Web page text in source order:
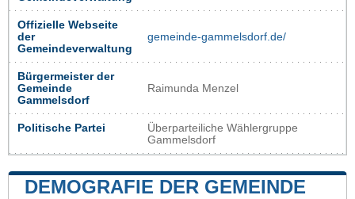
Offizielle Webseite
der
Gemeindeverwaltung
gemeinde-gammelsdorf.de/
Bürgermeister der
Gemeinde
Gammelsdorf
Raimunda Menzel
Politische Partei
Überparteiliche Wählergruppe
Gammelsdorf
DEMOGRAFIE DER GEMEINDE